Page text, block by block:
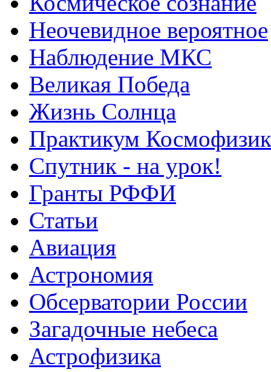
Неочевидное вероятное
Наблюдение МКС
Великая Победа
Жизнь Солнца
Практикум
Спутник - на урок!
Гранты РФФИ
Статьи
Авиация
Астрономия
Обсерватории России
Загадочные небеса
Астрофизика